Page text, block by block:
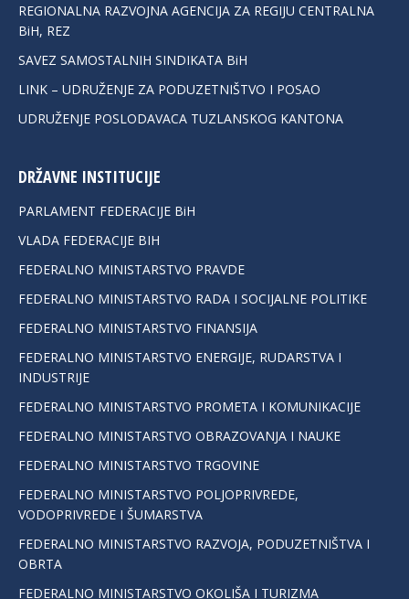
REGIONALNA RAZVOJNA AGENCIJA ZA REGIJU CENTRALNA
BiH, REZ
SAVEZ SAMOSTALNIH SINDIKATA BiH
LINK – UDRUŽENJE ZA PODUZETNIŠTVO I POSAO
UDRUŽENJE POSLODAVACA TUZLANSKOG KANTONA
DRŽAVNE INSTITUCIJE
PARLAMENT FEDERACIJE BiH
VLADA FEDERACIJE BIH
FEDERALNO MINISTARSTVO PRAVDE
FEDERALNO MINISTARSTVO RADA I SOCIJALNE POLITIKE
FEDERALNO MINISTARSTVO FINANSIJA
FEDERALNO MINISTARSTVO ENERGIJE, RUDARSTVA I
INDUSTRIJE
FEDERALNO MINISTARSTVO PROMETA I KOMUNIKACIJE
FEDERALNO MINISTARSTVO OBRAZOVANJA I NAUKE
FEDERALNO MINISTARSTVO TRGOVINE
FEDERALNO MINISTARSTVO POLJOPRIVREDE,
VODOPRIVREDE I ŠUMARSTVA
FEDERALNO MINISTARSTVO RAZVOJA, PODUZETNIŠTVA I
OBRTA
FEDERALNO MINISTARSTVO OKOLIŠA I TURIZMA